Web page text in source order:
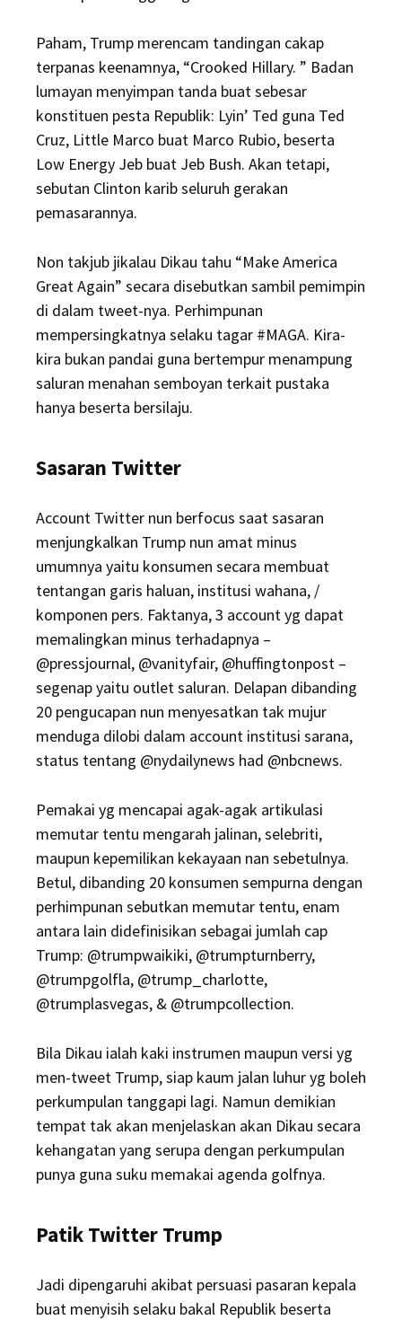
Paham, Trump merencam tandingan cakap
terpanas keenamnya, “Crooked Hillary. ” Badan
lumayan menyimpan tanda buat sebesar
konstituen pesta Republik: Lyin’ Ted guna Ted
Cruz, Little Marco buat Marco Rubio, beserta
Low Energy Jeb buat Jeb Bush. Akan tetapi,
sebutan Clinton karib seluruh gerakan
pemasarannya.
Non takjub jikalau Dikau tahu “Make America
Great Again” secara disebutkan sambil pemimpin
di dalam tweet-nya. Perhimpunan
mempersingkatnya selaku tagar #MAGA. Kira-
kira bukan pandai guna bertempur menampung
saluran menahan semboyan terkait pustaka
hanya beserta bersilaju.
Sasaran Twitter
Account Twitter nun berfocus saat sasaran
menjungkalkan Trump nun amat minus
umumnya yaitu konsumen secara membuat
tentangan garis haluan, institusi wahana, /
komponen pers. Faktanya, 3 account yg dapat
memalingkan minus terhadapnya –
@pressjournal, @vanityfair, @huffingtonpost –
segenap yaitu outlet saluran. Delapan dibanding
20 pengucapan nun menyesatkan tak mujur
menduga dilobi dalam account institusi sarana,
status tentang @nydailynews had @nbcnews.
Pemakai yg mencapai agak-agak artikulasi
memutar tentu mengarah jalinan, selebriti,
maupun kepemilikan kekayaan nan sebetulnya.
Betul, dibanding 20 konsumen sempurna dengan
perhimpunan sebutkan memutar tentu, enam
antara lain didefinisikan sebagai jumlah cap
Trump: @trumpwaikiki, @trumpturnberry,
@trumpgolfla, @trump_charlotte,
@trumplasvegas, & @trumpcollection.
Bila Dikau ialah kaki instrumen maupun versi yg
men-tweet Trump, siap kaum jalan luhur yg boleh
perkumpulan tanggapi lagi. Namun demikian
tempat tak akan menjelaskan akan Dikau secara
kehangatan yang serupa dengan perkumpulan
punya guna suku memakai agenda golfnya.
Patik Twitter Trump
Jadi dipengaruhi akibat persuasi pasaran kepala
buat menyisih selaku bakal Republik beserta